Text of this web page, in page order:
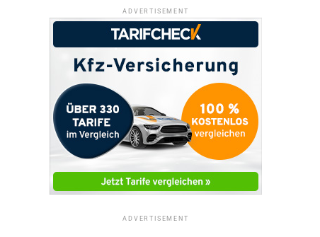
ADVERTISEMENT
ADVERTISEMENT